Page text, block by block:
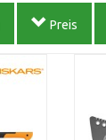
Preis